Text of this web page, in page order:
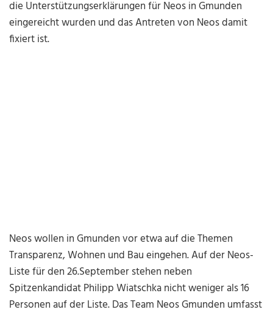
die Unterstützungserklärungen für Neos in Gmunden
eingereicht wurden und das Antreten von Neos damit
fixiert ist.
Neos wollen in Gmunden vor etwa auf die Themen
Transparenz, Wohnen und Bau eingehen. Auf der Neos-
Liste für den 26.September stehen neben
Spitzenkandidat Philipp Wiatschka nicht weniger als 16
Personen auf der Liste. Das Team Neos Gmunden umfasst